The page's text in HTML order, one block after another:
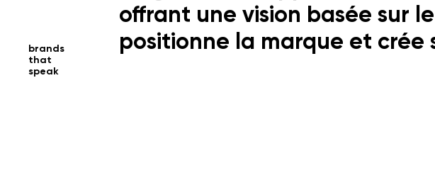
brands
that
speak
offrant une vision basée sur
positionne la marque et crée